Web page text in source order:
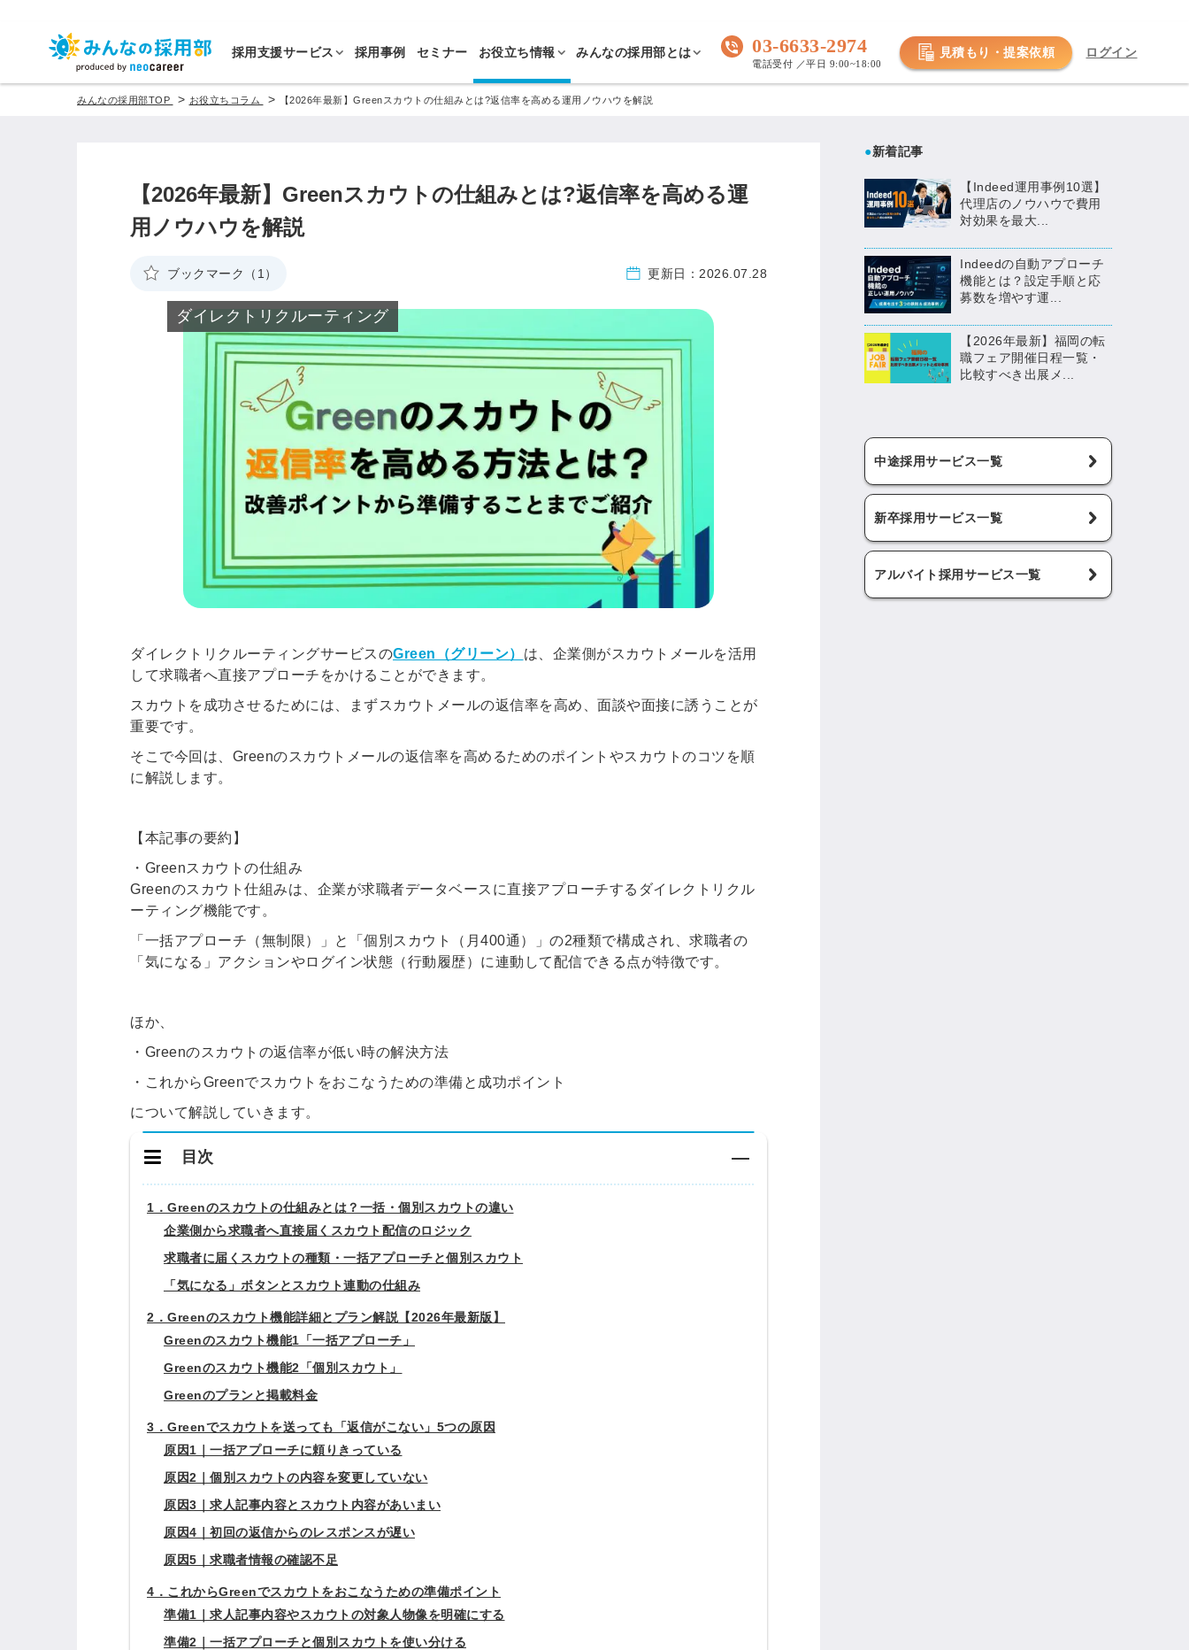
採用支援サービス 採用事例 セミナー お役立ち情報 みんなの採用部とは 03-6633-2974
電話受付 ／平日 9:00~18:00
見積もり・提案依頼 ログイン
みんなの採用部TOP > お役立ちコラム > 【2026年最新】Greenスカウトの仕組みとは?返信率を高める運用ノウハウを解説
【2026年最新】Greenスカウトの仕組みとは?返信率を高める運
用ノウハウを解説
ブックマーク（1） 更新日： 2026.07.28
ダイレクトリクルーティング
ダイレクトリクルーティングサービスのGreen（グリーン） は、企業側がスカウトメールを活用
して求職者へ直接アプローチをかけることができます。
スカウトを成功させるためには、まずスカウトメールの返信率を高め、面談や面接に誘うことが
重要です。
そこで今回は、 Greenのスカウトメールの返信率を高めるためのポイントやスカウトのコツ を順
に解説します。
【本記事の要約】
・Greenスカウトの仕組み
Greenのスカウト仕組みは、企業が求職者データベースに直接アプローチするダイレクトリクル
ーティング機能です。
「一括アプローチ（無制限）」と「個別スカウト（月400通）」の2種類で構成され、求職者の
「気になる」アクションやログイン状態（行動履歴）に連動して配信できる点が特徴です。
ほか、
・ Greenのスカウトの返信率が低い時の解決方法
・これからGreenでスカウトをおこなうための準備と成功ポイント
について解説していきます。
目次
1．Greenのスカウトの仕組みとは？一括・個別スカウトの違い
企業側から求職者へ直接届くスカウト配信のロジック
求職者に届くスカウトの種類・一括アプローチと個別スカウト
「気になる」ボタンとスカウト連動の仕組み
2．Greenのスカウト機能詳細とプラン解説【2026年最新版】
Greenのスカウト機能1「一括アプローチ」
Greenのスカウト機能2「個別スカウト」
Greenのプランと掲載料金
3．Greenでスカウトを送っても「返信がこない」5つの原因
原因1｜一括アプローチに頼りきっている
原因2｜個別スカウトの内容を変更していない
原因3｜求人記事内容とスカウト内容があいまい
原因4｜初回の返信からのレスポンスが遅い
原因5｜求職者情報の確認不足
4．これからGreenでスカウトをおこなうための準備ポイント
準備1｜求人記事内容やスカウトの対象人物像を明確にする
準備2｜一括アプローチと個別スカウトを使い分ける
●新着記事
【Indeed運用事例10選】
代理店のノウハウで費用
対効果を最大...
Indeedの自動アプローチ
機能とは？設定手順と応
募数を増やす運...
【2026年最新】福岡の転
職フェア開催日程一覧・
比較すべき出展メ...
中途採用サービス一覧
新卒採用サービス一覧
アルバイト採用サービス一覧
秒！無料
会員登録